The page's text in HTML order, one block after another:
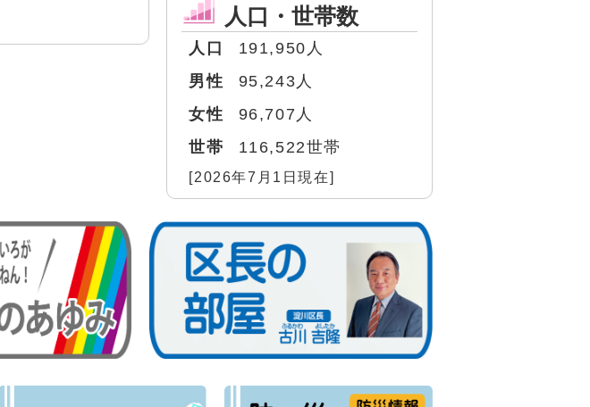
人口・世帯数
人口
191,950人
男性
95,243人
女性
96,707人
世帯
116,522世帯
[2026年7月1日現在]